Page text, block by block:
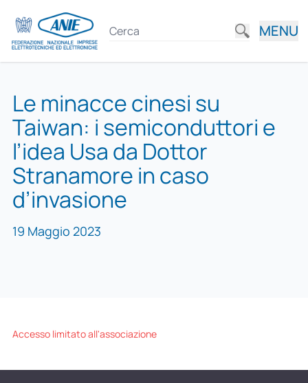
MENU
Le minacce cinesi su
Taiwan: i semiconduttori e
l’idea Usa da Dottor
Stranamore in caso
d’invasione
19 Maggio 2023
Accesso limitato all'associazione